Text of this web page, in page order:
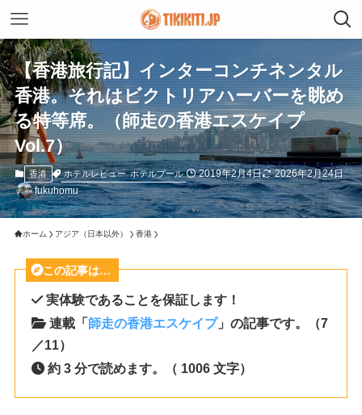
【香港旅行記】インターコンチネンタル
香港。それはビクトリアハーバーを眺め
る特等席。（師走の香港エスケイプ
Vol.7）
香港 ホテルレビュー ホテルプール 2019年2月4日
2026年2月24日
fukuhomu
ホーム アジア（日本以外） 香港
この記事は…
実体験であることを保証します！
連載「師走の香港エスケイプ」の記事です。（7
／11）
約 3 分で読めます。（ 1006 文字）